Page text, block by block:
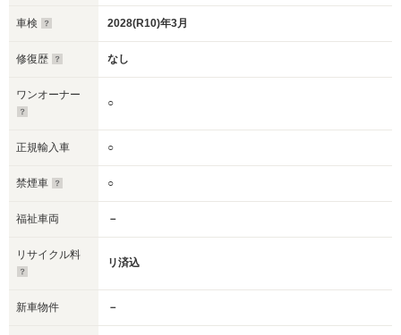
車検 2028(R10)年3月
修復歴 なし
ワンオーナー
○
正規輸入車 ○
禁煙車 ○
福祉車両 －
リサイクル料
リ済込
新車物件 －